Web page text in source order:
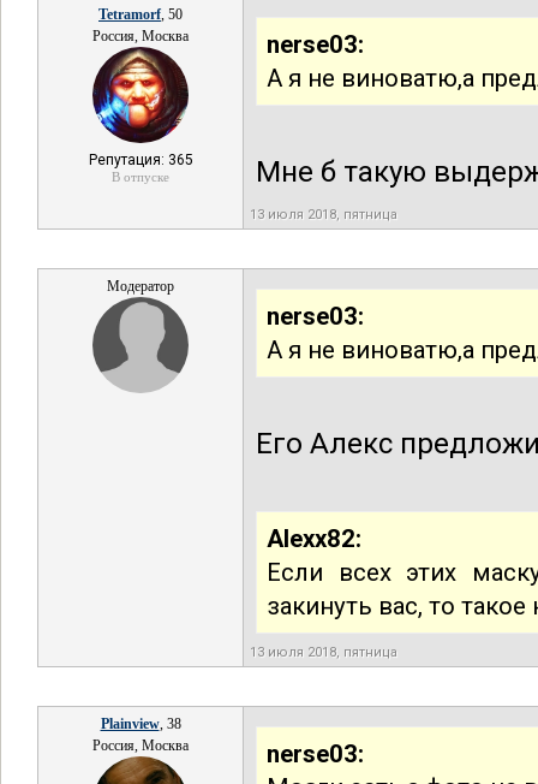
Tetramorf, 50
Россия, Москва
Репутация: 365
В отпуске
nerse03:
А я не виноватю,а
Мне б такую
13 июля 2018, пятница
Модератор
nerse03:
А я не виноватю,а
Его Алекс
Alexx82:
Если всех этих
закинуть вас, то
13 июля 2018, пятница
Plainview, 38
Россия, Москва
nerse03: